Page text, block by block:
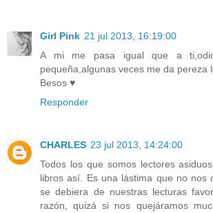
Girl Pink 21 jul 2013, 16:19:00
A mi me pasa igual que a
pequeña,algunas veces me da pereza
Besos ♥
Responder
CHARLES 23 jul 2013, 14:24:00
Todos los que somos lectores
libros así. Es una lástima que no nos
se debiera de nuestras lecturas
razón, quizá si nos quejáramos